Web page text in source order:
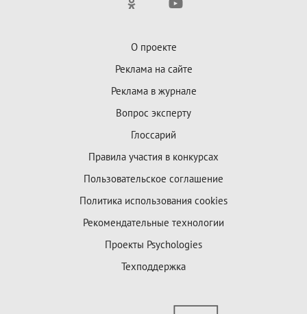
О проекте
Реклама на сайте
Реклама в журнале
Вопрос эксперту
Глоссарий
Правила участия в конкурсах
Пользовательское соглашение
Политика использования cookies
Рекомендательные технологии
Проекты Psychologies
Техподдержка